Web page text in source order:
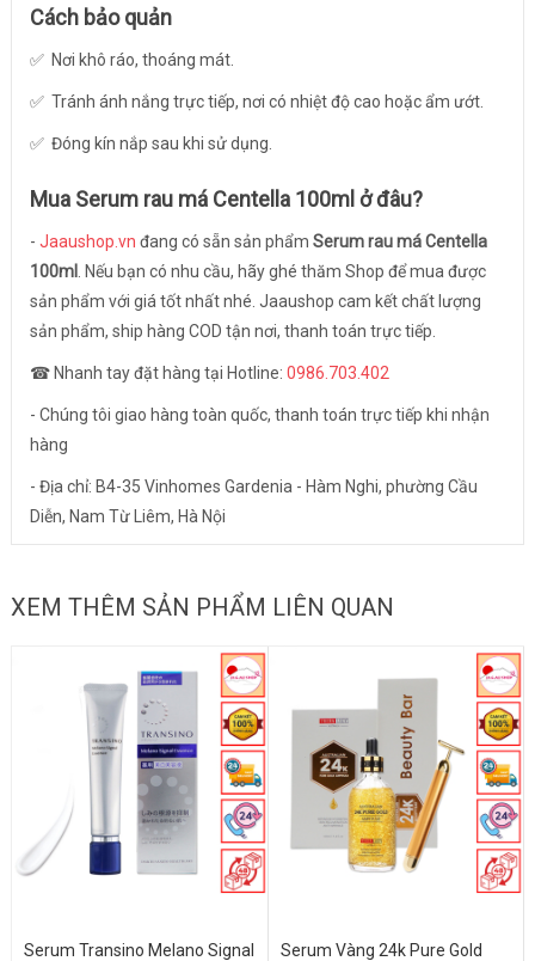
Cách bảo quản
✅ Nơi khô ráo, thoáng mát.
✅ Tránh ánh nắng trực tiếp, nơi có nhiệt độ cao hoặc ẩm ướt.
✅ Đóng kín nắp sau khi sử dụng.
Mua Serum rau má Centella 100ml ở đâu?
- Jaaushop.vn đang có sẵn sản phẩm Serum rau má Centella
100ml
. Nếu bạn có nhu cầu, hãy ghé thăm Shop để mua được
sản phẩm với giá tốt nhất nhé. Jaaushop cam kết chất lượng
sản phẩm, ship hàng COD tận nơi, thanh toán trực tiếp.
☎ Nhanh tay đặt hàng tại Hotline: 0986.703.402
- Chúng tôi giao hàng toàn quốc, thanh toán trực tiếp khi nhận
hàng
- Địa chỉ: B4-35 Vinhomes Gardenia - Hàm Nghi, phường Cầu
Diễn, Nam Từ Liêm, Hà Nội
XEM THÊM SẢN PHẨM LIÊN QUAN
Serum Transino Melano Signal
Serum Vàng 24k Pure Gold